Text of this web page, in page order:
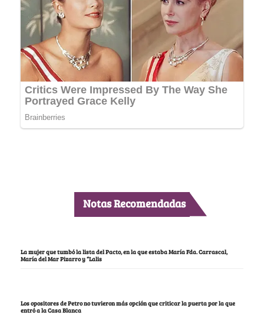
Notas Recomendadas
La mujer que tumbó la lista del Pacto, en la que estaba María Fda. Carrascal,
María del Mar Pizarro y “Lalis
Los opositores de Petro no tuvieron más opción que criticar la puerta por la que
entró a la Casa Blanca